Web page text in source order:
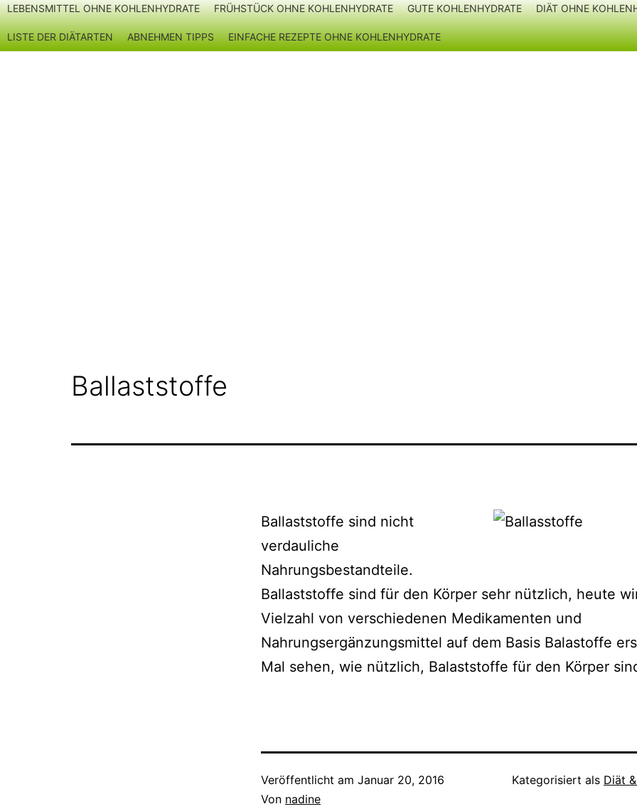
Zum
Inhalt
LEBENSMITTEL OHNE KOHLENHYDRATE FRÜHSTÜCK OHNE KOHLENHYDRATE GUTE KOHLENHYDRATE DIÄT OHNE
LISTE DER DIÄTARTEN ABNEHMEN TIPPS EINFACHE REZEPTE OHNE KOHLENHYDRATE
Ballaststoffe
Ballaststoffe sind nicht
verdauliche
Nahrungsbestandteile.
Ballaststoffe sind für den Körper sehr nützlich, heute
Vielzahl von verschiedenen Medikamenten und
Nahrungsergänzungsmittel auf dem Basis Balastoffe
Mal sehen, wie nützlich, Balaststoffe für den Körper
Veröffentlicht am Januar 20, 2016
Von nadine
Kategorisiert als Diät